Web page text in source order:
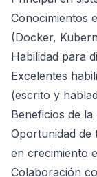
Conocimientos
(Docker,
Habilidad para
Excelentes
(escrito y
Beneficios de la
Oportunidad de
en crecimiento
Colaboración